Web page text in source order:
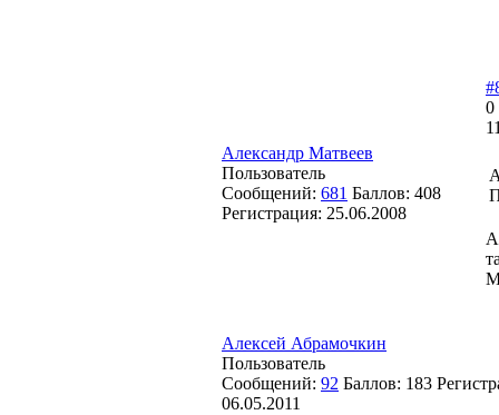
Александр Матвеев
Пользователь
Сообщений: 681 Баллов: 408
Регистрация: 25.06.2008
0
А
Алексей Абрамочкин
Пользователь
Сообщений: 92 Баллов: 183
06.05.2011